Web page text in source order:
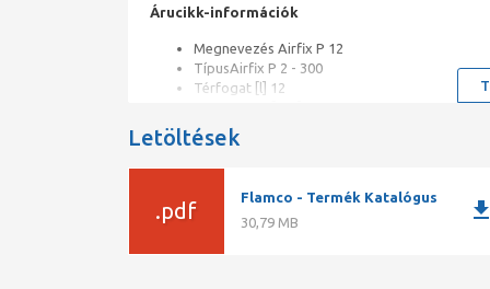
Árucikk-információk
Megnevezés Airfix P 12
TípusAirfix P 2 - 300
Térfogat [l] 12
Méretek O [mm]260
H. [mm] 310
Csatlakozás G 3/4" M
Tömeg [kg] 2,9
Rendelési mennyiség
Letöltések
.pdf
Flamco - Termék Katalógus
30,79 MB
download